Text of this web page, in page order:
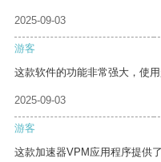
2025-09-03
游客
这款软件的功能非常强大，使用
2025-09-03
游客
这款加速器VPM应用程序提供